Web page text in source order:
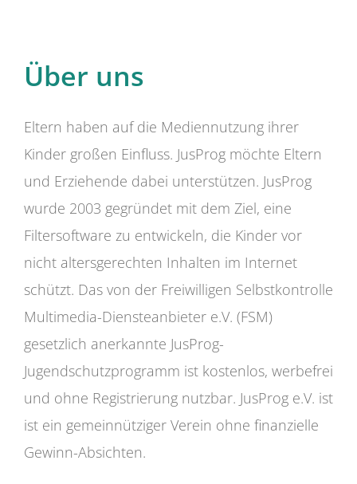
Über uns
Eltern haben auf die Mediennutzung ihrer
Kinder großen Einfluss. JusProg möchte Eltern
und Erziehende dabei unterstützen. JusProg
wurde 2003 gegründet mit dem Ziel, eine
Filtersoftware zu entwickeln, die Kinder vor
nicht altersgerechten Inhalten im Internet
schützt. Das von der Freiwilligen Selbstkontrolle
Multimedia-Diensteanbieter e.V. (FSM)
gesetzlich anerkannte JusProg-
Jugendschutzprogramm ist kostenlos, werbefrei
und ohne Registrierung nutzbar. JusProg e.V. ist
ist ein gemeinnütziger Verein ohne finanzielle
Gewinn-Absichten.